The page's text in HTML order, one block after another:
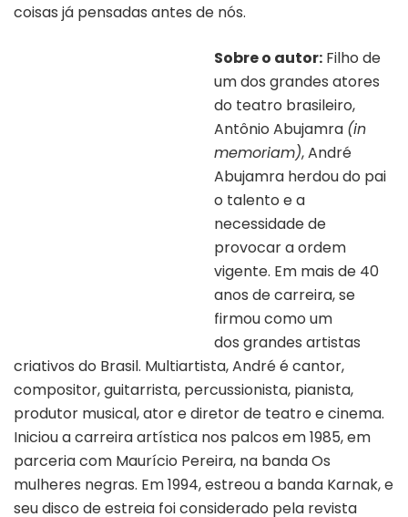
coisas já pensadas antes de nós.
Sobre o autor: Filho de
um dos grandes atores
do teatro brasileiro,
Antônio Abujamra (in
memoriam), André
Abujamra herdou do pai
o talento e a
necessidade de
provocar a ordem
vigente. Em mais de 40
anos de carreira, se
firmou como um
dos grandes artistas
criativos do Brasil. Multiartista, André é cantor,
compositor, guitarrista, percussionista, pianista,
produtor musical, ator e diretor de teatro e cinema.
Iniciou a carreira artística nos palcos em 1985, em
parceria com Maurício Pereira, na banda Os
mulheres negras. Em 1994, estreou a banda Karnak, e
seu disco de estreia foi considerado pela revista